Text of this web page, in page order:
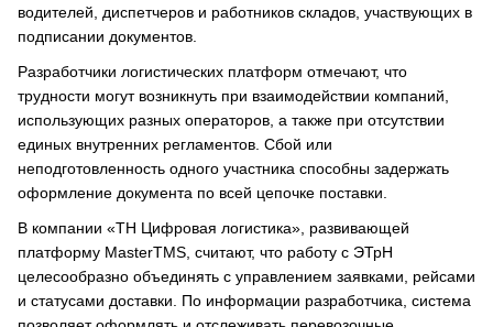
водителей, диспетчеров и работников складов, участвующих в
подписании документов.
Разработчики логистических платформ отмечают, что
трудности могут возникнуть при взаимодействии компаний,
использующих разных операторов, а также при отсутствии
единых внутренних регламентов. Сбой или
неподготовленность одного участника способны задержать
оформление документа по всей цепочке поставки.
В компании «ТН Цифровая логистика», развивающей
платформу MasterTMS, считают, что работу с ЭТрН
целесообразно объединять с управлением заявками, рейсами
и статусами доставки. По информации разработчика, система